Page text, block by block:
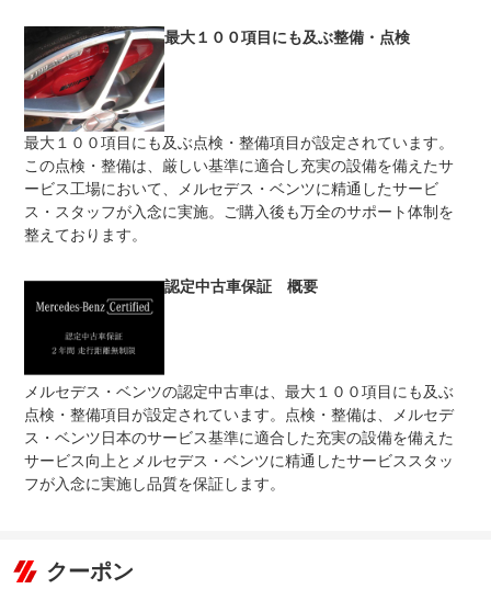
上限金額 限度額無制限
免責金 無し
保証修理
受付先
-
法定整備
整備付 法定12ヶ月または法定24ヶ月点検整備付
※車検なし・車検整備付の場合は法定24ヶ月点検整備付
※商用車は6ヶ月または12ヶ月点検整備付
メルセデスの基準を満たす唯一の認定中古車。最大１００
準をクリアした車だけの安心と品質をご提供致します。
最大１００項目にも及ぶ整備・点検
最大１００項目にも及ぶ点検・整備項目が設定されています。
この点検・整備は、厳しい基準に適合し充実の設備を備えたサ
ービス工場において、メルセデス・ベンツに精通したサービ
ス・スタッフが入念に実施。ご購入後も万全のサポート体制を
整えております。
認定中古車保証 概要
メルセデス・ベンツの認定中古車は、最大１００項目にも及ぶ
点検・整備項目が設定されています。点検・整備は、メルセデ
ス・ベンツ日本のサービス基準に適合した充実の設備を備えた
サービス向上とメルセデス・ベンツに精通したサービススタッ
フが入念に実施し品質を保証します。
クーポン